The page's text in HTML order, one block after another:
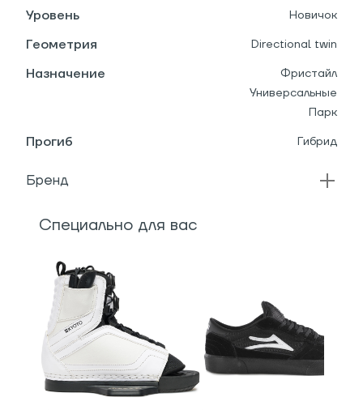
Уровень Новичок
Геометрия Directional twin
Назначение
Фристайл
Универсальные
Парк
Прогиб Гибрид
Бренд
Специально для вас